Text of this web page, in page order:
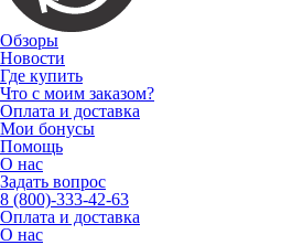
Обзоры
Новости
Где купить
Что с моим заказом?
Оплата и доставка
Мои бонусы
Помощь
О нас
Задать вопрос
8 (800)-333-42-63
Оплата и доставка
О нас